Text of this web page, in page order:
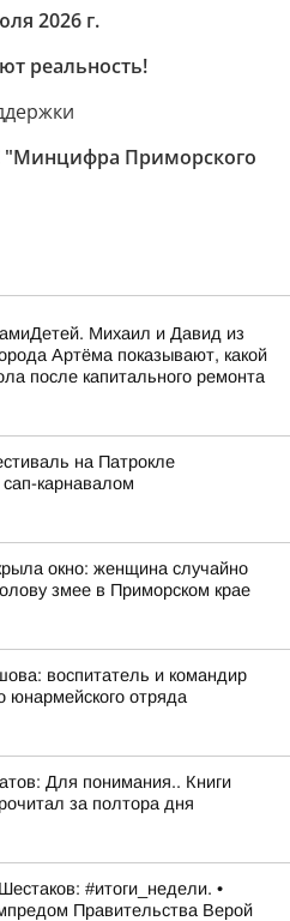
2026 г.
реальность!
"Минцифра Приморского
Михаил и Давид из
Артёма показывают, какой
после капитального ремонта
на Патрокле
карнавалом
окно: женщина случайно
змее в Приморском крае
воспитатель и командир
юнармейского отряда
Для понимания.. Книги
за полтора дня
#итоги_недели. •
Правительства Верой